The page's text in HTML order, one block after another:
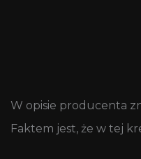
W opisie producenta
Faktem jest, że w tej